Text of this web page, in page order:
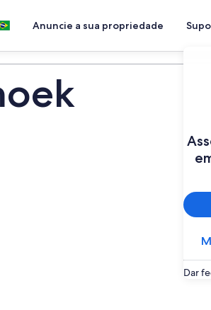
Anuncie a sua propriedade
Dar